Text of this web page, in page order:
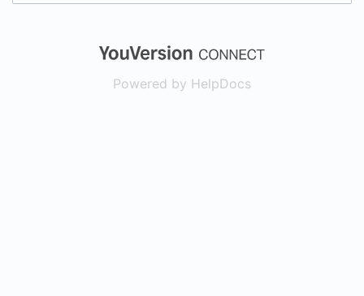
(opens in a
Powered by HelpDocs